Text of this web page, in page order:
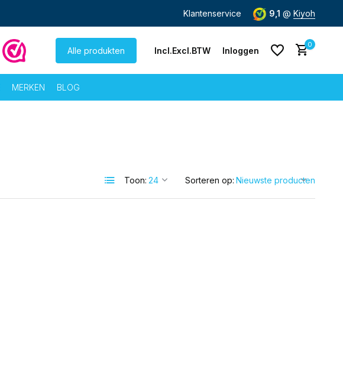
Gratis verzending vanaf € 60,-
Klantenservice 9,1 @ Kiyoh
Alle produkten Incl.Excl.BTW Inloggen
0
MERKEN BLOG
Toon: Sorteren op: